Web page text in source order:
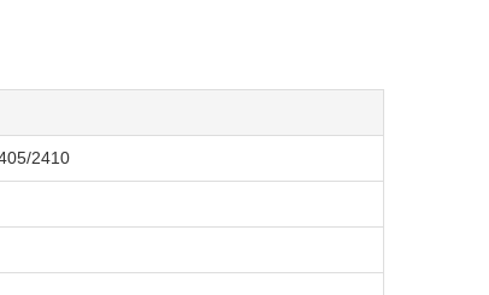
2410